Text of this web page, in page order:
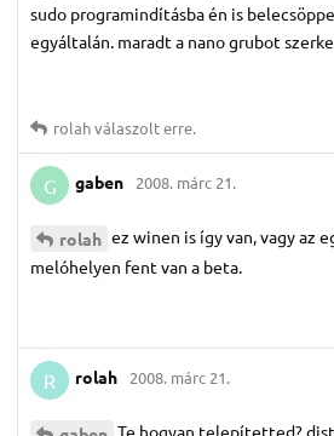
sudo programindításba én is
egyáltalán. maradt a nano grubot
rolahválaszolt erre.
G gaben 2008. márc 21.
rolah ez winen is így van, vagy az
melóhelyen fent van a beta.
R rolah 2008. márc 21.
Te hogyan telepítetted?